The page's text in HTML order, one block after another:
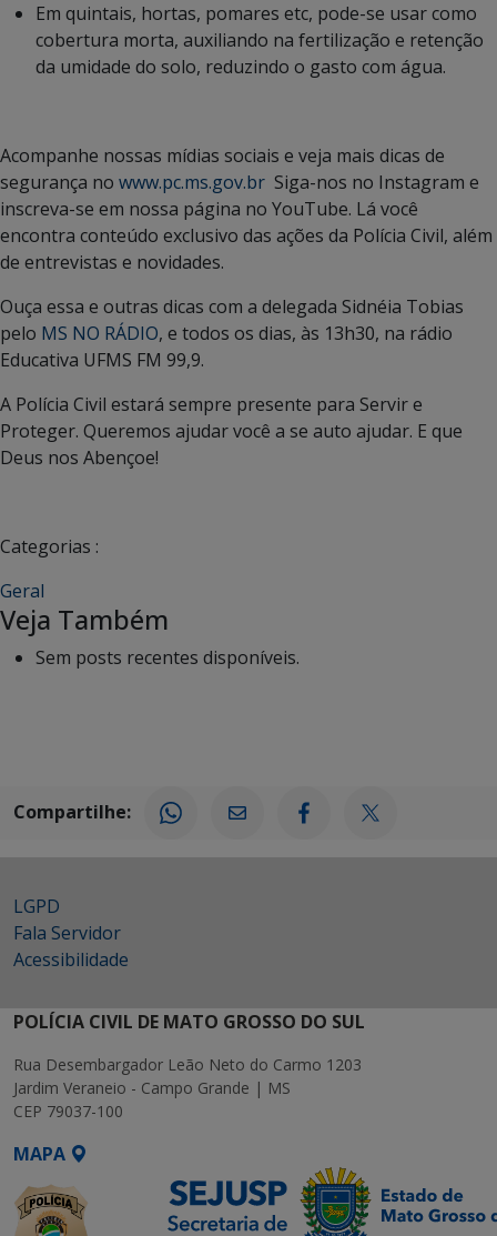
Em quintais, hortas, pomares etc, pode-se usar como
cobertura morta, auxiliando na fertilização e retenção
da umidade do solo, reduzindo o gasto com água.
Acompanhe nossas mídias sociais e veja mais dicas de
segurança no www.pc.ms.gov.br Siga-nos no Instagram e
inscreva-se em nossa página no YouTube. Lá você
encontra conteúdo exclusivo das ações da Polícia Civil, além
de entrevistas e novidades.
Ouça essa e outras dicas com a delegada Sidnéia Tobias
pelo MS NO RÁDIO, e todos os dias, às 13h30, na rádio
Educativa UFMS FM 99,9.
A Polícia Civil estará sempre presente para Servir e
Proteger. Queremos ajudar você a se auto ajudar. E que
Deus nos Abençoe!
Categorias :
Geral
Veja Também
Sem posts recentes disponíveis.
Compartilhe:
LGPD
Fala Servidor
Acessibilidade
POLÍCIA CIVIL DE MATO GROSSO DO SUL
Rua Desembargador Leão Neto do Carmo 1203
Jardim Veraneio - Campo Grande | MS
CEP 79037-100
MAPA